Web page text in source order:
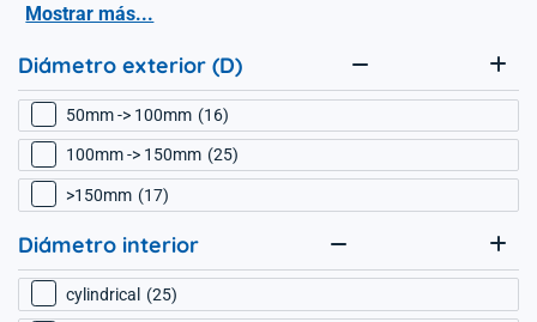
Mostrar más...
Diámetro exterior (D)
50mm -> 100mm 16
100mm -> 150mm 25
>150mm 17
Diámetro interior
cylindrical
25